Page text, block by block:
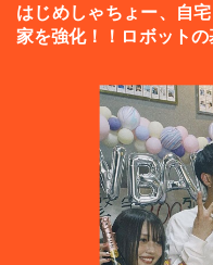
はじめしゃちょー、自
家を強化！！ロボットの